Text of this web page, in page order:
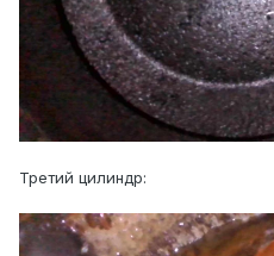
Третий цилиндр: